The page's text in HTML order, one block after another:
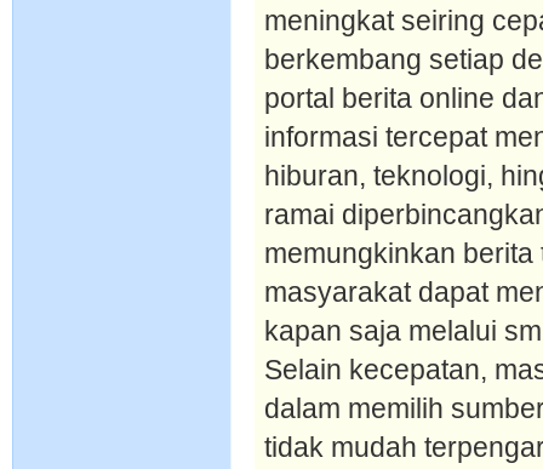
meningkat seiring
berkembang setiap
portal berita online
informasi tercepat
hiburan, teknologi,
ramai
memungkinkan
masyarakat dapat
kapan saja melalui
Selain kecepatan,
dalam memilih
tidak mudah